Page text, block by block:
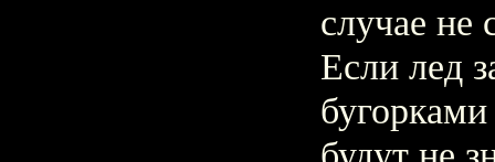
случае не
Если лед